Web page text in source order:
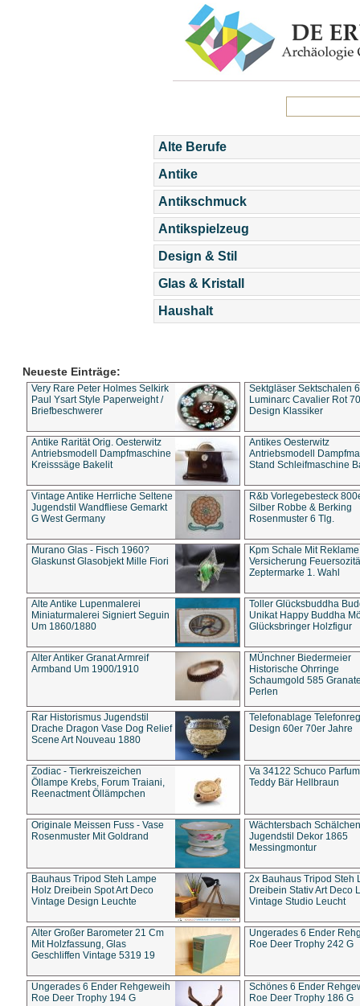
Alte Berufe
Antike
Antikschmuck
Antikspielzeug
Design & Stil
Glas & Kristall
Haushalt
Neueste Einträge:
Very Rare Peter Holmes Selkirk
Paul Ysart Style Paperweight /
Briefbeschwerer
Sektgläser Sektschalen
Luminarc Cavalier Rot
Design Klassiker
Antike Rarität Orig. Oesterwitz
Antriebsmodell Dampfmaschine
Kreisssäge Bakelit
Antikes Oesterwitz
Antriebsmodell
Stand Schleifmaschine
Vintage Antike Herrliche Seltene
Jugendstil Wandfliese Gemarkt
G West Germany
R&b Vorlegebesteck
Silber Robbe & Berking
Rosenmuster 6 Tlg.
Murano Glas - Fisch 1960?
Glaskunst Glasobjekt Mille Fiori
Kpm Schale Mit Reklame
Versicherung
Zeptermarke 1. Wahl
Alte Antike Lupenmalerei
Miniaturmalerei Signiert Seguin
Um 1860/1880
Toller Glücksbuddha
Unikat Happy Buddha
Glücksbringer Holzfigur
Alter Antiker Granat Armreif
Armband Um 1900/1910
MÜnchner Biedermeier
Historische Ohrringe
Schaumgold 585
Perlen
Rar Historismus Jugendstil
Drache Dragon Vase Dog Relief
Scene Art Nouveau 1880
Telefonablage
Design 60er 70er Jahre
Zodiac - Tierkreiszeichen
Öllampe Krebs, Forum Traiani,
Reenactment Öllämpchen
Va 34122 Schuco
Teddy Bär Hellbraun
Originale Meissen Fuss - Vase
Rosenmuster Mit Goldrand
Wächtersbach Schälchen
Jugendstil Dekor 1865
Messingmontur
Bauhaus Tripod Steh Lampe
Holz Dreibein Spot Art Deco
Vintage Design Leuchte
2x Bauhaus Tripod Steh
Dreibein Stativ Art Deco
Vintage Studio Leucht
Alter Großer Barometer 21 Cm
Mit Holzfassung, Glas
Geschliffen Vintage 5319 19
Ungerades 6 Ender
Roe Deer Trophy 242 G
Ungerades 6 Ender Rehgeweih
Roe Deer Trophy 194 G
Schönes 6 Ender
Roe Deer Trophy 186 G